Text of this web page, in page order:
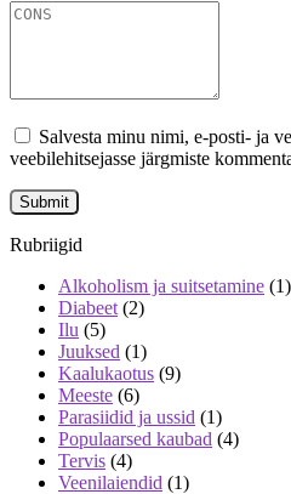
Salvesta minu nimi, e-posti- ja
veebilehitsejasse järgmiste
Rubriigid
Alkoholism ja suitsetamine (1)
Diabeet (2)
Ilu (5)
Juuksed (1)
Kaalukaotus (9)
Meeste (6)
Parasiidid ja ussid (1)
Populaarsed kaubad (4)
Tervis (4)
Veenilaiendid (1)